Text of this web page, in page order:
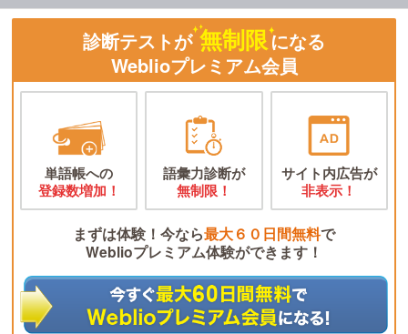
診断テストが 無制限になる
Weblioプレミアム会員
単語帳への
登録数増加！
語彙力診断が
無制限！
サイト内広告が
非表示！
まずは体験！今なら最大６０日間無料で
Weblioプレミアム体験ができます！